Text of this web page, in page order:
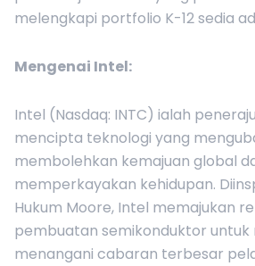
melengkapi portfolio K-12 sedia
Mengenai Intel:
Intel (Nasdaq: INTC) ialah
mencipta teknologi yang
membolehkan kemajuan global
memperkayakan kehidupan.
Hukum Moore, Intel memajukan
pembuatan semikonduktor
menangani cabaran terbesar